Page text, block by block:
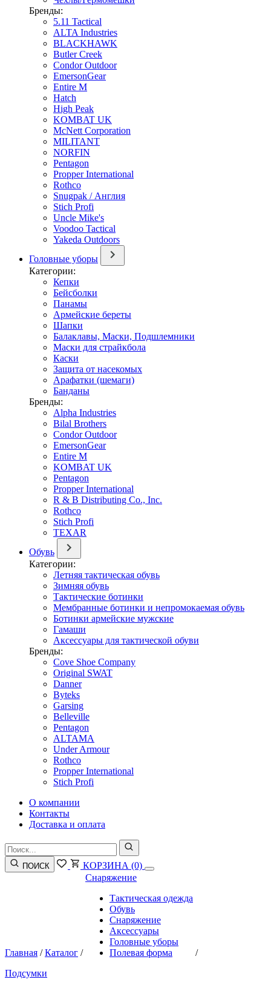
Бренды:
5.11 Tactical
ALTA Industries
BLACKHAWK
Butler Creek
Condor Outdoor
EmersonGear
Entire M
Hatch
High Peak
KOMBAT UK
McNett Corporation
MILITANT
NORFIN
Pentagon
Propper International
Rothco
Snugpak / Англия
Stich Profi
Uncle Mike's
Voodoo Tactical
Yakeda Outdoors
Головные уборы
Категории:
Кепки
Бейсболки
Панамы
Армейские береты
Шапки
Балаклавы, Маски, Подшлемники
Маски для страйкбола
Каски
Защита от насекомых
Арафатки (шемаги)
Банданы
Бренды:
Alpha Industries
Bilal Brothers
Condor Outdoor
EmersonGear
Entire M
KOMBAT UK
Pentagon
Propper International
R & B Distributing Co., Inc.
Rothco
Stich Profi
TEXAR
Обувь
Категории:
Летняя тактическая обувь
Зимняя обувь
Тактические ботинки
Мембранные ботинки и непромокаемая обувь
Ботинки армейские мужские
Гамаши
Аксессуары для тактической обуви
Бренды:
Cove Shoe Company
Original SWAT
Danner
Byteks
Garsing
Belleville
Pentagon
ALTAMA
Under Armour
Rothco
Propper International
Stich Profi
О компании
Контакты
Доставка и оплата
ПОИСК КОРЗИНА (0)
Главная /Каталог /
Снаряжение
Тактическая одежда
Обувь
Снаряжение
Аксессуары
Головные уборы
Полевая форма
/
Подсумки